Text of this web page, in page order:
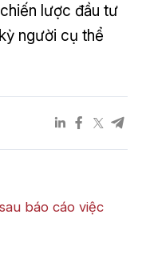
lược đầu tư
người cụ thể
báo cáo việc